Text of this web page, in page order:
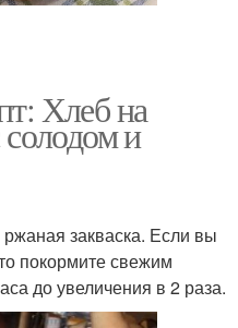
Хлеб на
и
закваска. Если вы
покормите свежим
до увеличения в 2 раза.